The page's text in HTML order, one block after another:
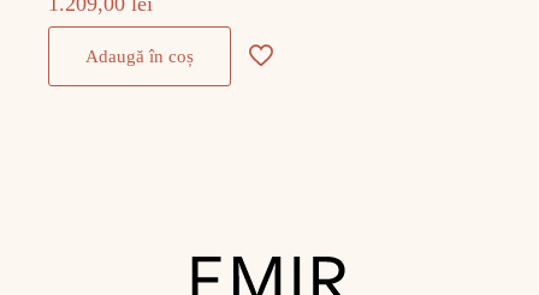
Adaugă în coș